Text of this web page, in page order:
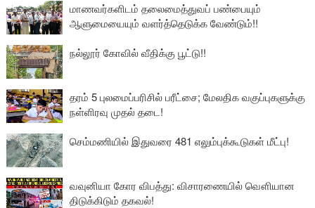
மாணவர்களிடம் தலைமைத்துவப் பண்பையும்
ஆளுமையையும் வளர்த்தெடுக்க வேண்டும்!!
நல்லூர் கோவில் வீதிக்கு பூட்டு!!
தரம் 5 புலமைப்பரிசில் பரீட்சை; மேலதிக வகுப்புகளுக்கு
நள்ளிரவு முதல் தடை!
செம்மணியில் இதுவரை 481 எலும்புக்கூடுகள் மீட்பு!
வவுனியா கோர விபத்து: விசாரணையில் வௌியான
திடுக்கிடும் தகவல்!